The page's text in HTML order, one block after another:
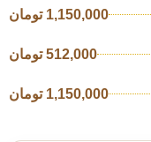
1,150,000 تومان
512,000 تومان
1,150,000 تومان